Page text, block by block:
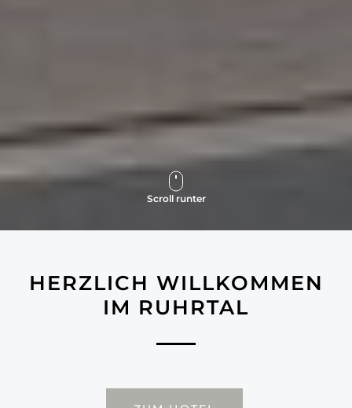
Scroll runter
HERZLICH WILLKOMMEN
IM RUHRTAL